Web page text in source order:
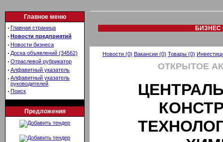
Главное меню
· Главная страница
· Новости предприятий
· Новости бизнеса
· Доска объявлений (34562)
· Отраслевой рубрикатор
· Алфавитный указатель
· Алфавитный указатель
руководителей
· Поиск
Предложения
БИЗНЕС
Новости (0) Вакансии (0) Товары (0)
ОТКРЫТОЕ